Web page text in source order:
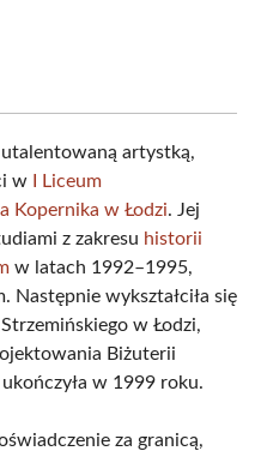
artystką,
w
I Liceum
Kopernika w Łodzi. Jej
z zakresu historii
w latach 1992–1995,
Następnie wykształciła się
w Łodzi,
Biżuterii
w 1999 roku.
za granicą,